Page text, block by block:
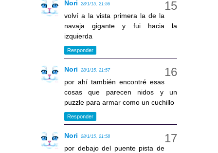
Nori 28/1/15, 21:56
volví a la vista primera la de la
navaja gigante y fui hacia la
izquierda
Responder
Nori 28/1/15, 21:57
por ahí también encontré esas
cosas que parecen nidos y un
puzzle para armar como un cuchillo
Responder
Nori 28/1/15, 21:58
por debajo del puente pista de